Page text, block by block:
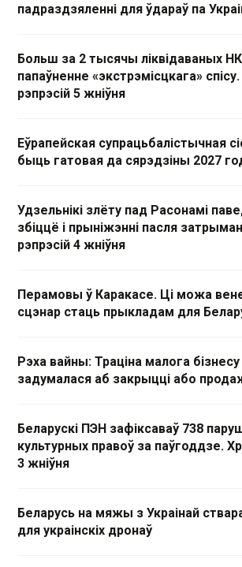
падраздзяленні для ўдараў па
Больш за 2 тысячы ліквідаваных
папаўненне «экстрэмісцкага» спісу.
рэпрэсій 5 жніўня
Еўрапейская супрацьбалістычная
быць гатовая да сярэдзіны 2027
Удзельнікі злёту пад Расонамі
збіццё і прыніжэнні пасля
рэпрэсій 4 жніўня
Перамовы ў Каракасе. Ці можа
сцэнар стаць прыкладам для
Рэха вайны: Траціна малога бізнесу
задумалася аб закрыцці або
Беларускі ПЭН зафіксаваў 738
культурных правоў за паўгоддзе.
3 жніўня
Беларусь на мяжы з Украінай
для украінскіх дронаў